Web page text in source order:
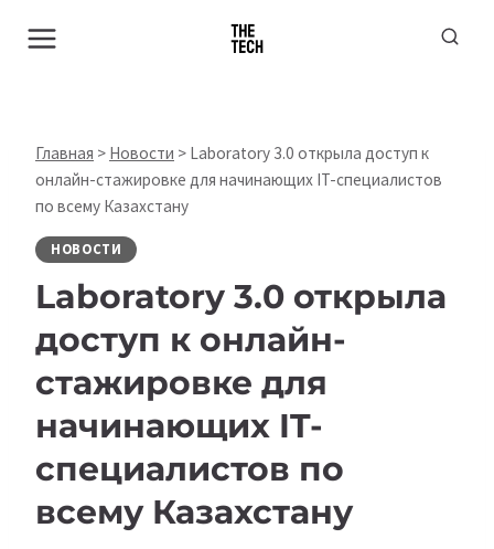
Главная > Новости > Laboratory 3.0 открыла доступ к
онлайн-стажировке для начинающих IT-специалистов
по всему Казахстану
НОВОСТИ
Laboratory 3.0 открыла
доступ к онлайн-
стажировке для
начинающих IT-
специалистов по
всему Казахстану